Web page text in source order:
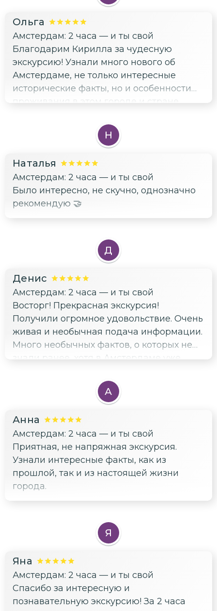
Ольга
Амстердам: 2 часа — и ты свой
Благодарим Кирилла за чудесную
экскурсию! Узнали много нового об
Амстердаме, не только интересные
исторические факты, но и особенности
проживания в этом городе и стране.
Н
Наталья
Амстердам: 2 часа — и ты свой
Было интересно, не скучно, однозначно
рекомендую 🤝
Д
Денис
Амстердам: 2 часа — и ты свой
Восторг! Прекрасная экскурсия!
Получили огромное удовольствие. Очень
живая и необычная подача информации.
Много необычных фактов, о которых не
знали ранее, хотя в Амстердаме уже
гордость за него сквозили в каждом
слове, мы конечно этой любовью
повествования) Я бы еще раз сходил
точно)
А
Анна
Амстердам: 2 часа — и ты свой
Приятная, не напряжная экскурсия.
Узнали интересные факты, как из
прошлой, так и из настоящей жизни
города.
Я
Яна
Амстердам: 2 часа — и ты свой
Спасибо за интересную и
познавательную экскурсию! За 2 часа